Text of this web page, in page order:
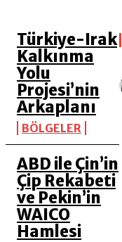
Türkiye-Irak
Kalkınma
Yolu
Projesi’nin
Arkaplanı
BÖLGELER
ABD ile Çin’in
Çip Rekabeti
ve Pekin’in
WAICO
Hamlesi